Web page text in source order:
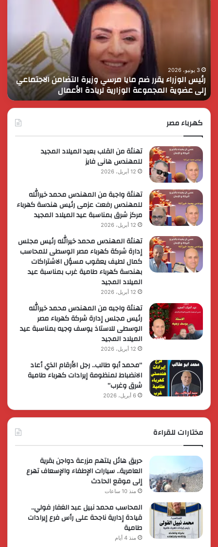
التضامن
الاجتماعي
إلى
عضوية
المجموعة
الوزارية
3 يونيو، 2026
رئيس الوزراء يقرر ضم مايا مرسي وزيرة التضامن الاجتماعي
إلى عضوية المجموعة الوزارية لريادة الأعمال
في
كهرباء مصر
تهنئة من القلب بعيد الميلاد المجيد
للمهندس هانى فايز
12 أبريل، 2026
تهنئة واجبة من المهندس محمد خيرالله
للمهندس رفعت عزمى رئيس هندسة كهرباء
مركز شرق بمناسبة عيد الميلاد المجيد
12 أبريل، 2026
تهنئة المهندس محمد خيرالله رئيس مجلس
إدارة شركة كهرباء مصر الوسطى للمحاسب
كمال لطيف يعقوب مسؤل الاشتراكات
بهندسة كهرباء طامية غرب بمناسبة عيد
الميلاد المجيد
12 أبريل، 2026
تهنئة واجبه من المهندس محمد خيرالله
رئيس مجلس إدارة شركة كهرباء مصر
الوسطى للاستاذ يوسف وجيه بمناسبة عيد
الميلاد المجيد
12 أبريل، 2026
“محمد أبو طالب.. رجل الأرقام الذي أعاد
الانضباط لمنظومة إيرادات كهرباء طامية
شرق وغرب”
6 أبريل، 2026
مختارات للقراءة
حريق هائل يلتهم مزرعة دواجن بقرية
العامرية.. سيارات الإطفاء والإسعاف تهرع
إلى موقع الحادث
منذ 10 ساعات
المحاسب محمد نبيل عبد الغفار فولي..
قيادة إدارية ناجحة على رأس فرع إيرادات
طامية
منذ 4 أيام